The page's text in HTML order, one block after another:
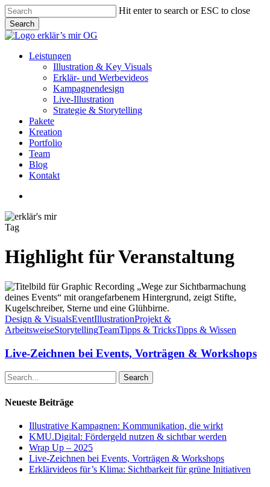
Skip
to
main
content
Hit enter to search or ESC to close
Search
Close
Menu
Leistungen
Illustration & Key Visuals
Erklär- und Werbevideos
Kampagnendesign
Live-Illustration
Strategie & Storytelling
Pakete
Kreation
Portfolio
Team
Blog
Kontakt
Tag
Highlight für Veranstaltung
Live-
Zeichnen
bei
Events,
Vorträgen
Workshops
Design & VisualsEventIllustrationProjekt &
ArbeitsweiseStorytellingTeamTipps & TricksTipps & Wissen
Live-Zeichnen bei Events, Vorträgen & Workshops
Search
Neueste Beiträge
Illustrative Kampagnen: Kommunikation, die wirkt
KMU.Digital: Fördergeld nutzen & sichtbar werden
Wrap Up – 2025
Live-Zeichnen bei Events, Vorträgen & Workshops
Erklärvideos für’s Klima: Sichtbarkeit für grüne Initiativen